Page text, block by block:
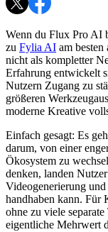
Wenn du Flux Pro AI
zu Fylia AI am
nicht als kompletter
Erfahrung entwickelt
Nutzern Zugang zu
größeren
moderne Kreative
Einfach gesagt: Es
darum, von einer
Ökosystem zu
denken, landen
Videogenerierung
handhaben kann. Für
ohne zu viele
eigentliche Mehrwert